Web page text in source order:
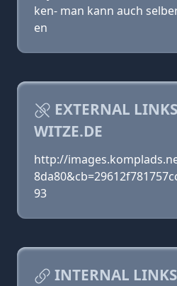
ken- man kann auch
en
EXTERNAL
WITZE.DE
http://
93
INTERNAL